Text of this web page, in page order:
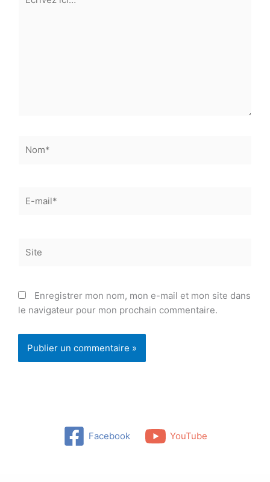
ici…
mail*
Enregistrer mon nom, mon e-mail et mon site dans
le navigateur pour mon prochain commentaire.
Facebook YouTube